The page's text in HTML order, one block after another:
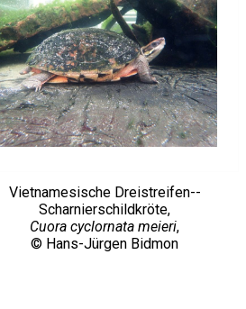
Vietnamesische Dreistreifen--
Scharnierschildkröte,
Cuora cyclornata meieri,
© Hans-Jürgen Bidmon